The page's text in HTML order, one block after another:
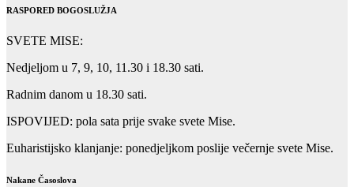
RASPORED BOGOSLUŽJA
SVETE MISE:
Nedjeljom u 7, 9, 10, 11.30 i 18.30 sati.
Radnim danom u 18.30 sati.
ISPOVIJED: pola sata prije svake svete Mise.
Euharistijsko klanjanje: ponedjeljkom poslije večernje svete Mise.
Nakane Časoslova